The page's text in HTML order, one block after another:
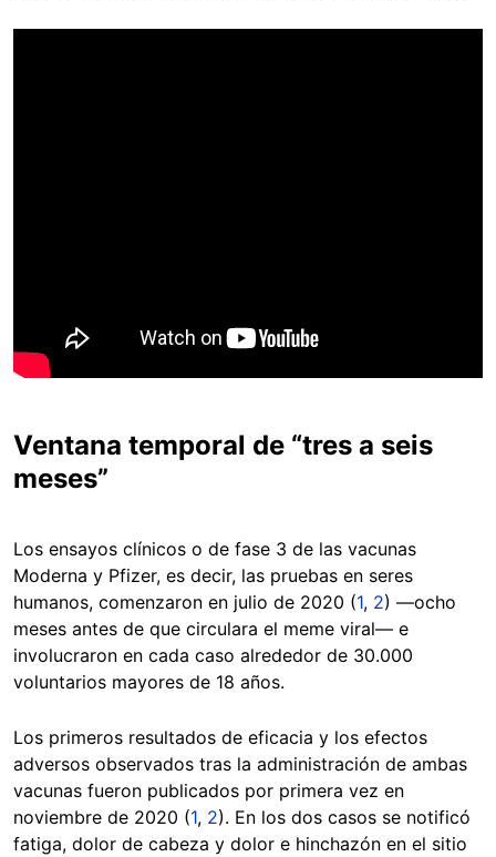
Ventana temporal de “tres a seis
meses”
Los ensayos clínicos o de fase 3 de las vacunas
Moderna y Pfizer, es decir, las pruebas en seres
humanos, comenzaron en julio de 2020 (1, 2) —ocho
meses antes de que circulara el meme viral— e
involucraron en cada caso alrededor de 30.000
voluntarios mayores de 18 años.
Los primeros resultados de eficacia y los efectos
adversos observados tras la administración de ambas
vacunas fueron publicados por primera vez en
noviembre de 2020 (1, 2). En los dos casos se notificó
fatiga, dolor de cabeza y dolor e hinchazón en el sitio